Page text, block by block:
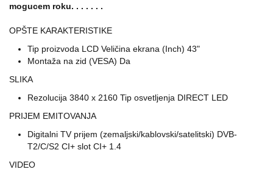
mogucem roku. . . . . . .
OPŠTE KARAKTERISTIKE
Tip proizvoda LCD Veličina ekrana (Inch) 43"
Montaža na zid (VESA) Da
SLIKA
Rezolucija 3840 x 2160 Tip osvetljenja DIRECT LED
PRIJEM EMITOVANJA
Digitalni TV prijem (zemaljski/kablovski/satelitski) DVB-
T2/C/S2 CI+ slot CI+ 1.4
VIDEO